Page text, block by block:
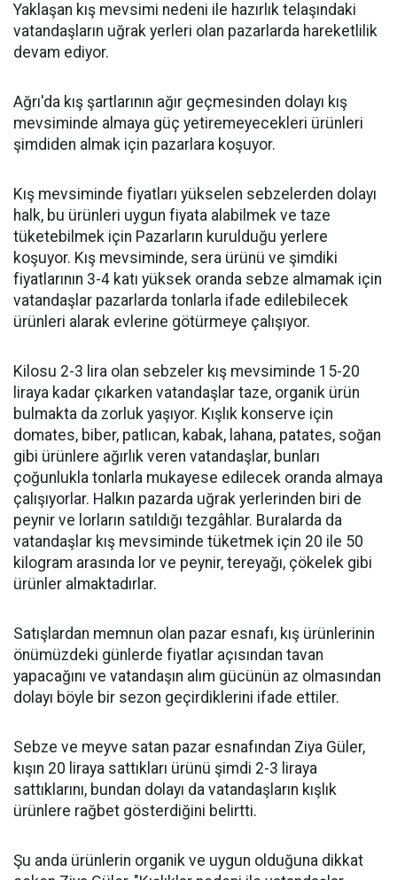
Yaklaşan kış mevsimi nedeni ile hazırlık telaşındaki
vatandaşların uğrak yerleri olan pazarlarda hareketlilik
devam ediyor.
Ağrı'da kış şartlarının ağır geçmesinden dolayı kış
mevsiminde almaya güç yetiremeyecekleri ürünleri
şimdiden almak için pazarlara koşuyor.
Kış mevsiminde fiyatları yükselen sebzelerden dolayı
halk, bu ürünleri uygun fiyata alabilmek ve taze
tüketebilmek için Pazarların kurulduğu yerlere
koşuyor. Kış mevsiminde, sera ürünü ve şimdiki
fiyatlarının 3-4 katı yüksek oranda sebze almamak için
vatandaşlar pazarlarda tonlarla ifade edilebilecek
ürünleri alarak evlerine götürmeye çalışıyor.
Kilosu 2-3 lira olan sebzeler kış mevsiminde 15-20
liraya kadar çıkarken vatandaşlar taze, organik ürün
bulmakta da zorluk yaşıyor. Kışlık konserve için
domates, biber, patlıcan, kabak, lahana, patates, soğan
gibi ürünlere ağırlık veren vatandaşlar, bunları
çoğunlukla tonlarla mukayese edilecek oranda almaya
çalışıyorlar. Halkın pazarda uğrak yerlerinden biri de
peynir ve lorların satıldığı tezgâhlar. Buralarda da
vatandaşlar kış mevsiminde tüketmek için 20 ile 50
kilogram arasında lor ve peynir, tereyağı, çökelek gibi
ürünler almaktadırlar.
Satışlardan memnun olan pazar esnafı, kış ürünlerinin
önümüzdeki günlerde fiyatlar açısından tavan
yapacağını ve vatandaşın alım gücünün az olmasından
dolayı böyle bir sezon geçirdiklerini ifade ettiler.
Sebze ve meyve satan pazar esnafından Ziya Güler,
kışın 20 liraya sattıkları ürünü şimdi 2-3 liraya
sattıklarını, bundan dolayı da vatandaşların kışlık
ürünlere rağbet gösterdiğini belirtti.
Şu anda ürünlerin organik ve uygun olduğuna dikkat